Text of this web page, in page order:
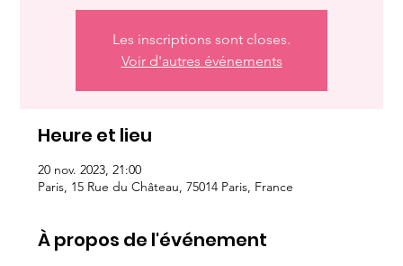
Les inscriptions sont closes.
Voir d'autres événements
Heure et lieu
20 nov. 2023, 21:00
Paris, 15 Rue du Château, 75014 Paris, France
À propos de l'événement